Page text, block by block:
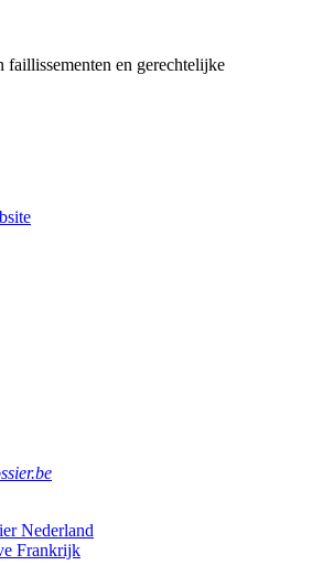
faillissementen en gerechtelijke
Nederland
Frankrijk